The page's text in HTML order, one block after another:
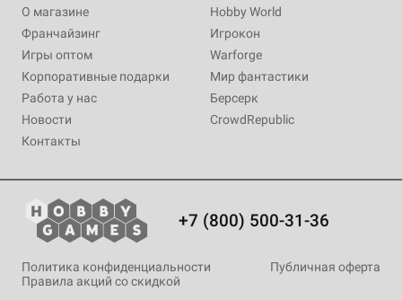
О магазине
Франчайзинг
Игры оптом
Корпоративные подарки
Работа у нас
Новости
Контакты
Hobby World
Игрокон
Warforge
Мир фантастики
Берсерк
CrowdRepublic
+7 (800) 500-31-36
Политика конфиденциальности
Публичная оферта
Правила акций со скидкой